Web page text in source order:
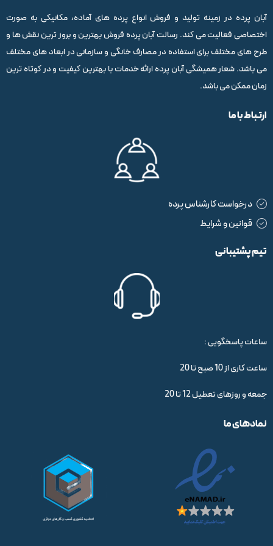
آبان پرده در زمینه تولید و فروش انواع پرده های آماده، مکانیکی به صورت
اختصاصی فعالیت می کند. رسالت آبان پرده فروش بهترین و بروز ترین نقش ها و
طرح های مختلف برای استفاده در مصارف خانگی و سازمانی در ابعاد های مختلف
می باشد. شعار همیشگی آبان پرده ارائه خدمات با بهترین کیفیت و در کوتاه ترین
زمان ممکن می باشد.
ارتباط با ما
درخواست کارشناس پرده
قوانین و شرایط
تیم پشتیبانی
ساعات پاسخگویی :
ساعت کاری از 10 صبح تا 20
جمعه و روزهای تعطیل 12 تا 20
نمادهای ما